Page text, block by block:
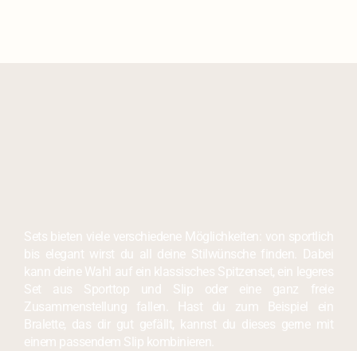
Sets bieten viele verschiedene Möglichkeiten: von sportlich
bis elegant wirst du all deine Stilwünsche finden. Dabei
kann deine Wahl auf ein klassisches Spitzenset, ein legeres
Set aus Sporttop und Slip oder eine ganz freie
Zusammenstellung fallen. Hast du zum Beispiel ein
Bralette, das dir gut gefällt, kannst du dieses gerne mit
einem passendem Slip kombinieren.